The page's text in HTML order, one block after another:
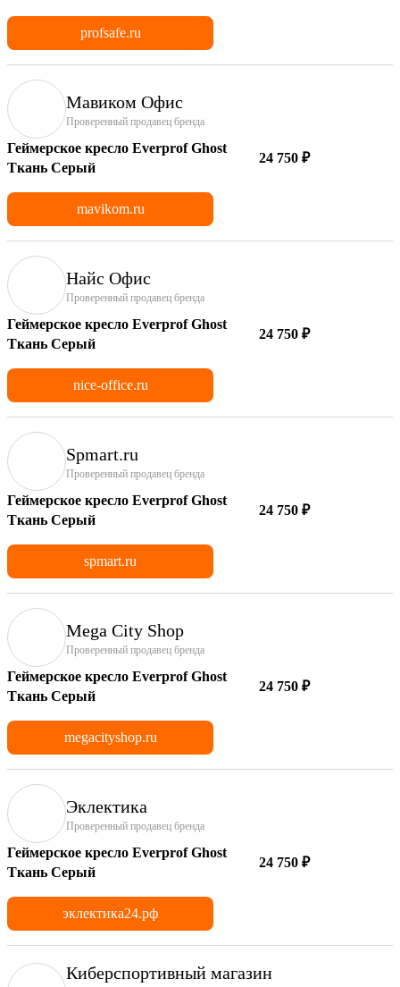
profsafe.ru
Мавиком Офис
Проверенный продавец бренда
Геймерское кресло Everprof Ghost
Ткань Серый
24 750 ₽
mavikom.ru
Найс Офис
Проверенный продавец бренда
Геймерское кресло Everprof Ghost
Ткань Серый
24 750 ₽
nice-office.ru
Spmart.ru
Проверенный продавец бренда
Геймерское кресло Everprof Ghost
Ткань Серый
24 750 ₽
spmart.ru
Mega City Shop
Проверенный продавец бренда
Геймерское кресло Everprof Ghost
Ткань Серый
24 750 ₽
megacityshop.ru
Эклектика
Проверенный продавец бренда
Геймерское кресло Everprof Ghost
Ткань Серый
24 750 ₽
эклектика24.рф
Киберспортивный магазин